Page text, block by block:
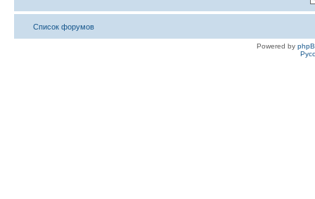
Список форумов
Powered by